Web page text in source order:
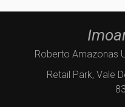
Roberto Amazonas
Retail Park, Vale